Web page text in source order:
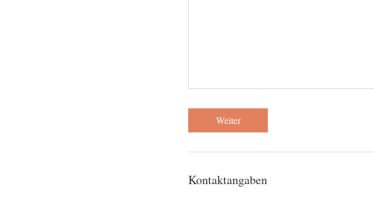
Weiter
Kontaktangaben